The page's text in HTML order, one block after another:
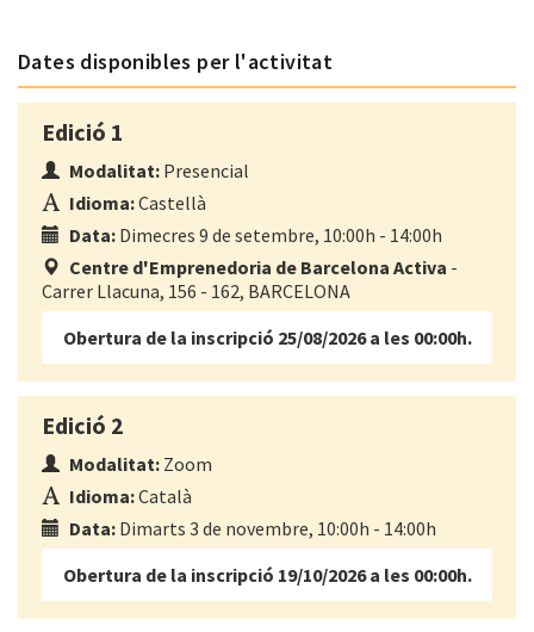
Dates disponibles per l'activitat
Edició 1
Modalitat: Presencial
Idioma:Castellà
Data: Dimecres 9 de setembre, 10:00h - 14:00h
Centre d'Emprenedoria de Barcelona Activa -
Carrer Llacuna, 156 - 162, BARCELONA
Obertura de la inscripció 25/08/2026 a les 00:00h.
Edició 2
Modalitat: Zoom
Idioma:Català
Data: Dimarts 3 de novembre, 10:00h - 14:00h
Obertura de la inscripció 19/10/2026 a les 00:00h.